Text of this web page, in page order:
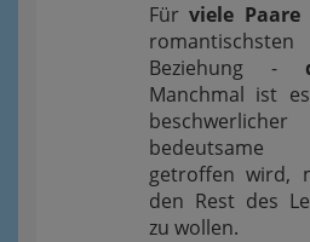
Fürviele Paare
Beziehung -
Manchmal ist
bedeutsame
getroffen wird,
den Rest des
zu wollen.